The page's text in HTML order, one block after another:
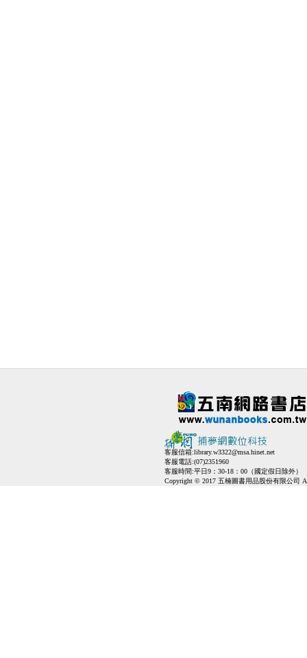
客服信箱:library.w3322@msa.hinet.net
客服電話:(07)2351960
客服時間:平日9：30-18：00（國定假日除外）
Copyright © 2017 五楠圖書用品股份有限公司